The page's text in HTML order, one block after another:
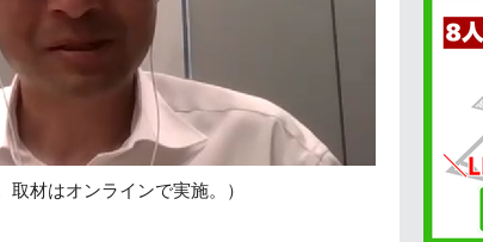
取材はオンラインで実施。）